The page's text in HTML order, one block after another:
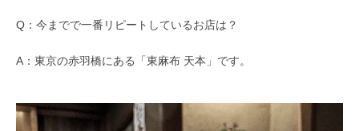
Q：今までで一番リピートしているお店は？
A：東京の赤羽橋にある「東麻布 天本」です。